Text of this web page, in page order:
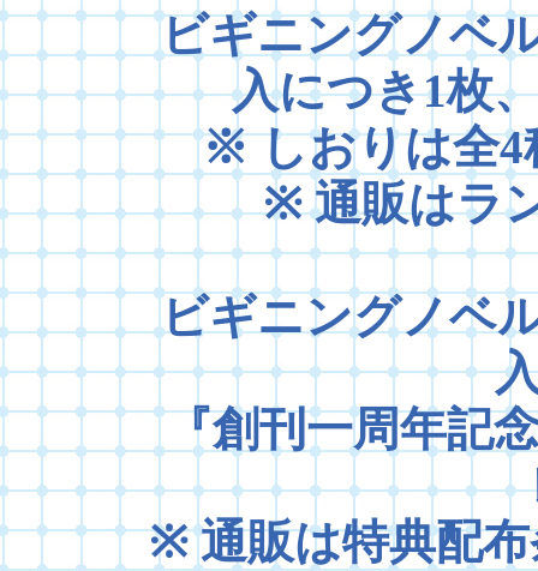
ビギニングノベルズ
入につき1枚
※ しおりは全4種
※ 通販はランダ
ビギニングノベルズ
『創刊一周年記念小
※ 通販は特典配布条